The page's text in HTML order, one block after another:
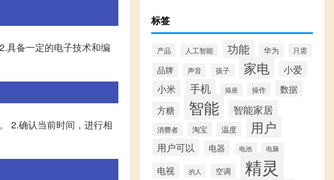
具备一定的电子技术和编
2.确认当前时间，进行相
标签
产品 人工智能 功能 华为 只需
品牌 声音 孩子 家电
小爱
小米
手机 插座 操作
数据
方糖
智能 智能家居
消费者 淘宝 温度 用户
用户可以 电器 电池 电脑
电视 的人 空调 精灵